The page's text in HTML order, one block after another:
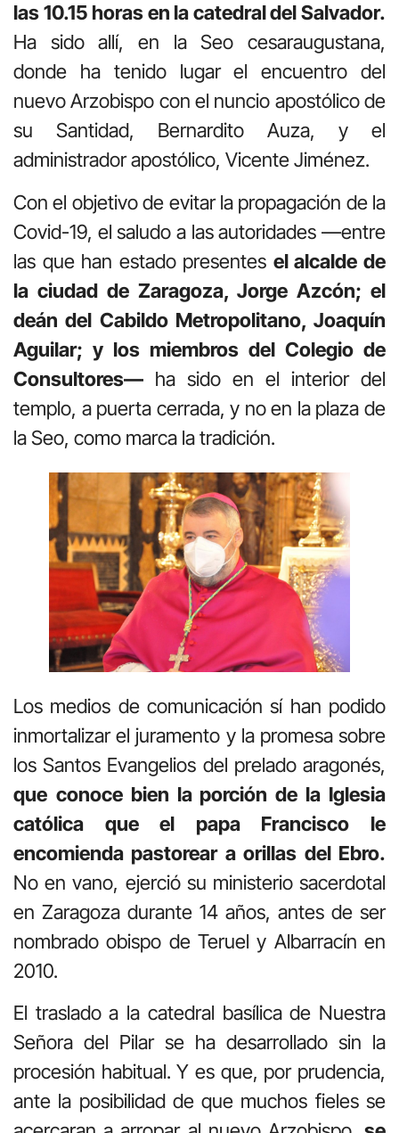
las 10.15 horas en la catedral del Salvador.
Ha sido allí, en la Seo cesaraugustana,
donde ha tenido lugar el encuentro del
nuevo Arzobispo con el nuncio apostólico de
su Santidad, Bernardito Auza, y el
administrador apostólico, Vicente Jiménez.
Con el objetivo de evitar la propagación de la
Covid-19, el saludo a las autoridades —entre
las que han estado presentes el alcalde de
la ciudad de Zaragoza, Jorge Azcón; el
deán del Cabildo Metropolitano, Joaquín
Aguilar; y los miembros del Colegio de
Consultores— ha sido en el interior del
templo, a puerta cerrada, y no en la plaza de
la Seo, como marca la tradición.
Los medios de comunicación sí han podido
inmortalizar el juramento y la promesa sobre
los Santos Evangelios del prelado aragonés,
que conoce bien la porción de la Iglesia
católica que el papa Francisco le
encomienda pastorear a orillas del Ebro.
No en vano, ejerció su ministerio sacerdotal
en Zaragoza durante 14 años, antes de ser
nombrado obispo de Teruel y Albarracín en
2010.
El traslado a la catedral basílica de Nuestra
Señora del Pilar se ha desarrollado sin la
procesión habitual. Y es que, por prudencia,
ante la posibilidad de que muchos fieles se